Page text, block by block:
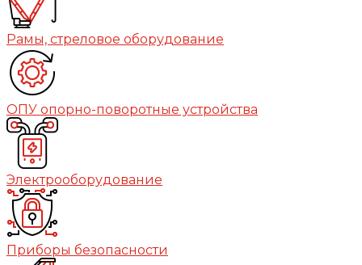
Рамы, стреловое оборудование
ОПУ опорно-поворотные устройства
Электрооборудование
Приборы безопасности